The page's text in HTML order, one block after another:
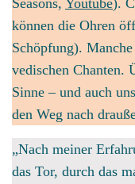
können die Ohren
Schöpfung).
vedischen Chanten.
Sinne – und auch
den Weg nach
„Nach meiner
das Tor, durch das